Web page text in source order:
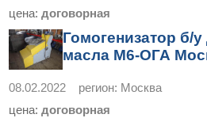
цена: договорная
Гомогенизатор б/
масла М6-ОГА
08.02.2022 регион: Москва
цена: договорная